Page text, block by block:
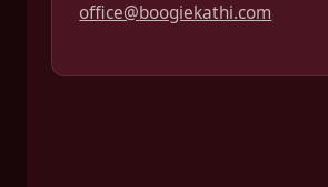
office@boogiekathi.com